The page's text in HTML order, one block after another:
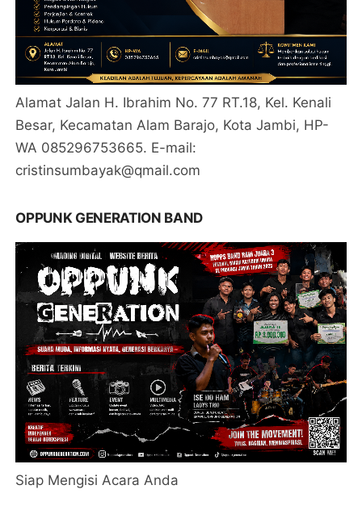
Alamat Jalan H. Ibrahim No. 77 RT.18, Kel. Kenali
Besar, Kecamatan Alam Barajo, Kota Jambi, HP-
WA 085296753665. E-mail:
cristinsumbayak@qmail.com
OPPUNK GENERATION BAND
Siap Mengisi Acara Anda